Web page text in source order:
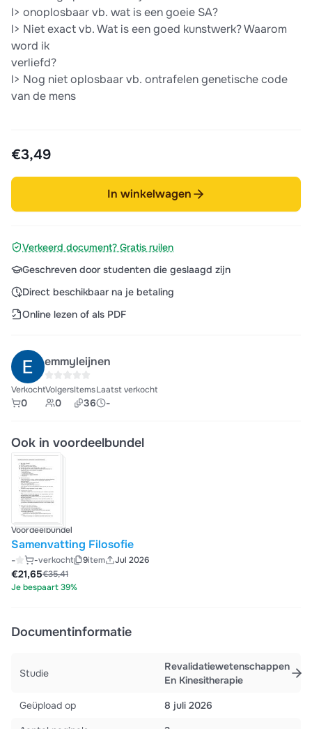
l> onoplosbaar vb. wat is een goeie SA?
l> Niet exact vb. Wat is een goed kunstwerk? Waarom
word ik
verliefd?
l> Nog niet oplosbaar vb. ontrafelen genetische code
van de mens
€3,49
In winkelwagen
Verkeerd document? Gratis ruilen
Geschreven door studenten die geslaagd zijn
Direct beschikbaar na je betaling
Online lezen of als PDF
emmyleijnen
Verkocht
0
Volgers
0
Items
36
Laatst verkocht
-
Ook in voordeelbundel
Voordeelbundel
Samenvatting Filosofie
- -verkocht 9item
Jul 2026
€35,41
€21,65
Je bespaart 39%
Documentinformatie
Studie
Revalidatiewetenschappen
En Kinesitherapie
Geüpload op
8 juli 2026